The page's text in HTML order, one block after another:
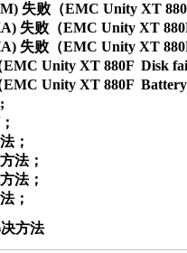
失败（EMC Unity XT
失败（EMC Unity XT
失败（EMC Unity XT
Unity XT 880F  Disk
Unity XT 880F
；
法；
法；
方法